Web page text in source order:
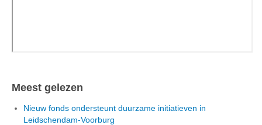
Meest gelezen
Nieuw fonds ondersteunt duurzame initiatieven in
Leidschendam-Voorburg